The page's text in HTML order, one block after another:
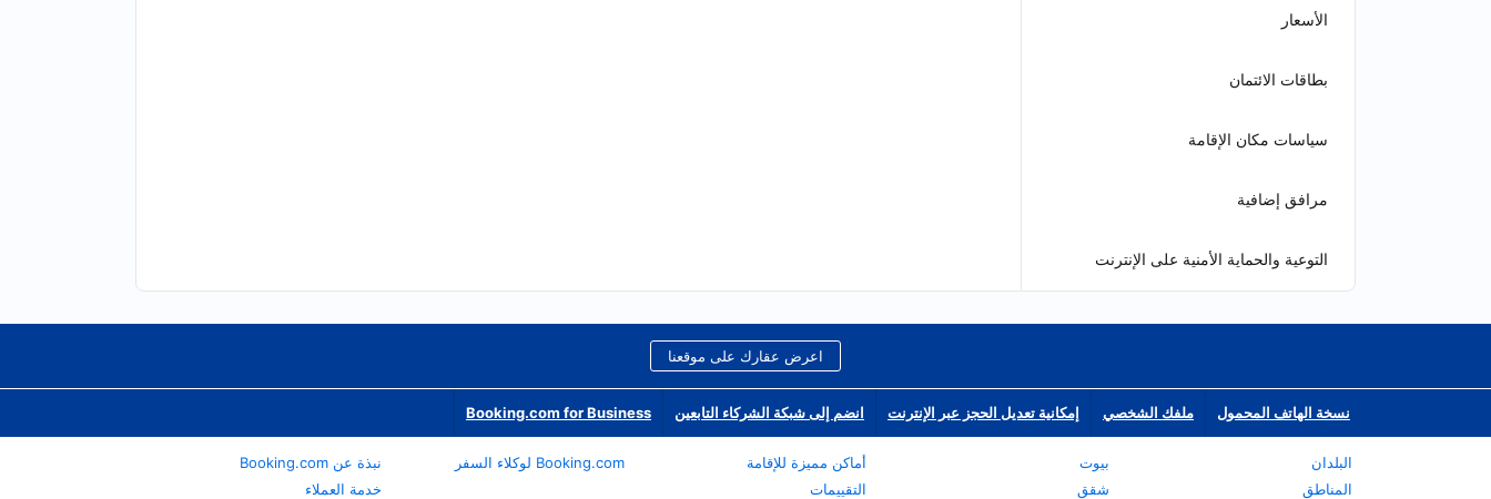
الأسعار
بطاقات الائتمان
سياسات مكان الإقامة
مرافق إضافية
التوعية والحماية الأمنية على الإنترنت
اعرض عقارك على موقعنا
نسخة الهاتف المحمول ملفك الشخصي إمكانية تعديل الحجز عبر الإنترنت انضم إلى شبكة الشركاء التابعين Booking.com for Business
البلدان
المناطق
بيوت
شقق
أماكن مميزة للإقامة
التقييمات
Booking.com لوكلاء السفر
نبذة عن Booking.com
خدمة العملاء